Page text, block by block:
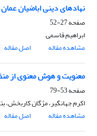
نهادهای دینی اباضیان
صفحه27-52
ابراهیم قاسمی
مشاهده مقاله
اصل مقاله
معنویت و هوش معنوی از
صفحه53-79
اکرم جهانگیر، مژگان
مشاهده مقاله
اصل مقاله